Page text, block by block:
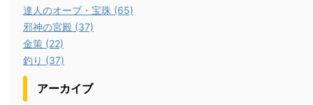
達人のオーブ・宝珠 (65)
邪神の宮殿 (37)
金策 (22)
釣り (37)
アーカイブ